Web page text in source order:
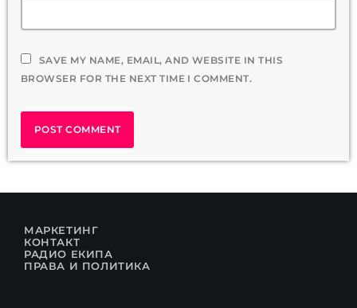
SAVE MY NAME, EMAIL, AND WEBSITE IN THIS
BROWSER FOR THE NEXT TIME I COMMENT.
МАРКЕТИНГ
КОНТАКТ
РАДИО ЕКИПА
ПРАВА И ПОЛИТИКА